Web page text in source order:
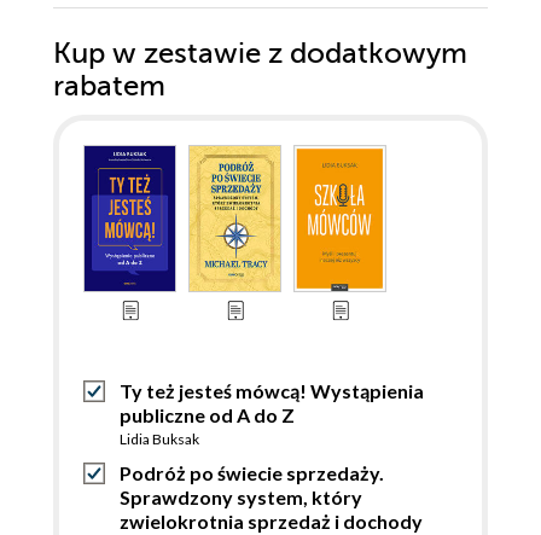
Kup w zestawie z dodatkowym
rabatem
Ty też jesteś mówcą! Wystąpienia
publiczne od A do Z
Lidia Buksak
Podróż po świecie sprzedaży.
Sprawdzony system, który
zwielokrotnia sprzedaż i dochody